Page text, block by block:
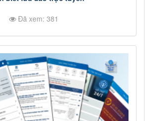
Đã xem: 381